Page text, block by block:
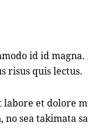
id id
risus quis lectus.
et dolore
sea takimata